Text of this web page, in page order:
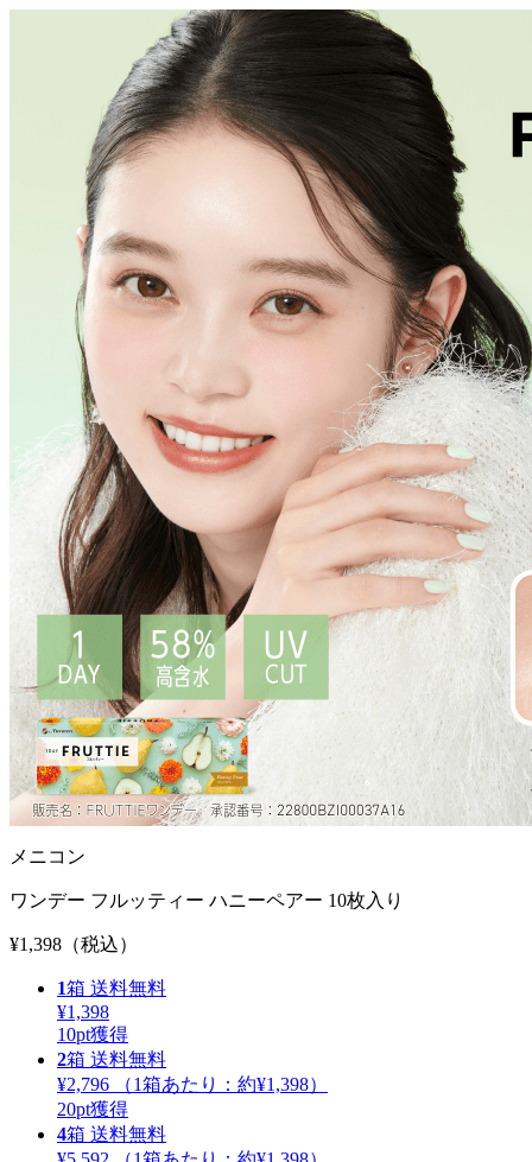
メニコン
ワンデー フルッティー ハニーペアー 10枚入り
¥1,398 （税込）
1箱 送料無料
¥1,398
10pt獲得
2箱 送料無料
¥2,796
（1箱あたり： 約¥1,398）
20pt獲得
4箱 送料無料